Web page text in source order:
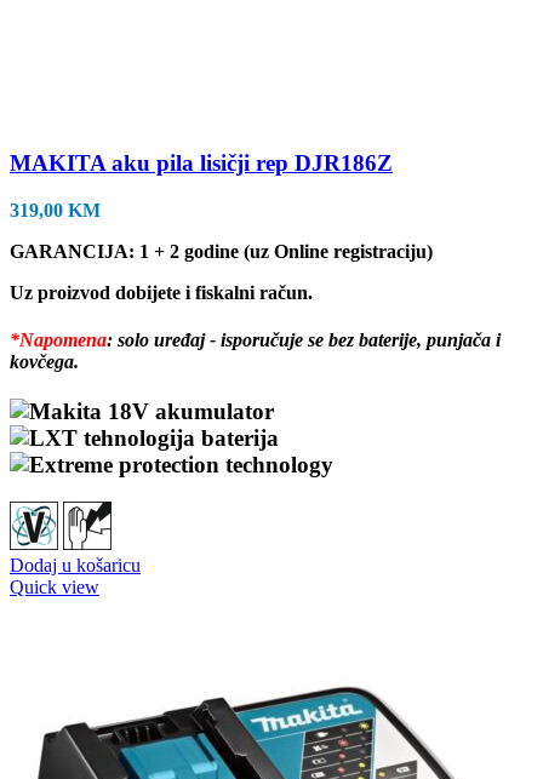
MAKITA aku pila lisičji rep DJR186Z
319,00 KM
GARANCIJA: 1 + 2 godine (uz Online registraciju)
Uz proizvod dobijete i fiskalni račun.
*Napomena: solo uređaj - isporučuje se bez baterije, punjača i
kovčega.
Dodaj u košaricu
Quick view